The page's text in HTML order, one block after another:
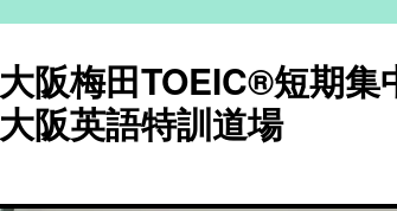
大阪梅田TOEIC®短期集
大阪英語特訓道場